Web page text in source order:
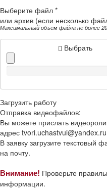
Выберите файл *
или архив (если несколько
Максимальный объем файла не более
Выбрать
Загрузить работу
Отправка видеофайлов:
Вы можете прислать
адрес tvori.uchastvui@yandex.ru
В заявку загрузите текстовый
на почту.
Внимание! Проверьте
информации.